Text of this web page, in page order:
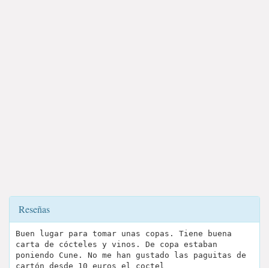
Reseñas
Buen lugar para tomar unas copas. Tiene buena
carta de cócteles y vinos. De copa estaban
poniendo Cune. No me han gustado las paguitas de
cartón desde 10 euros el coctel